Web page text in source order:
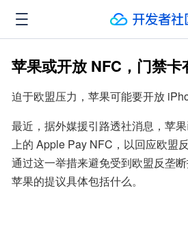
苹果或开放 NFC，门禁卡
迫于欧盟压力，苹果可能要开放
最近，据外媒援引路透社消息，苹
上的 Apple Pay NFC，以回应欧盟
通过这一举措来避免受到欧盟反垄
苹果的提议具体包括什么。